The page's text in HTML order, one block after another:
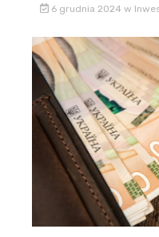
6 grudnia 2024 w